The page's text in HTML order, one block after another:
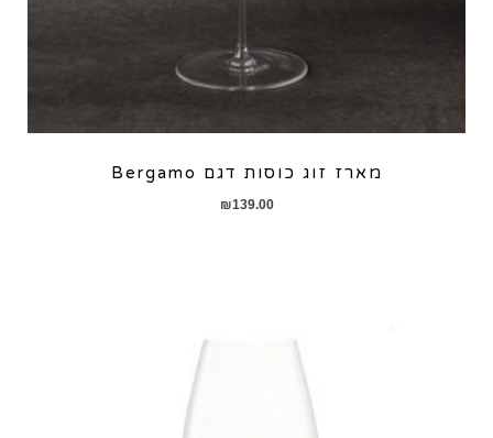
מארז זוג כוסות דגם Bergamo
₪139.00